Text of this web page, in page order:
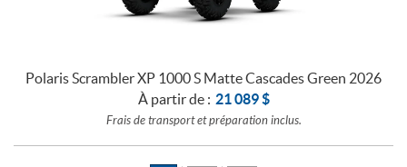
Polaris Scrambler XP 1000 S Matte Cascades Green 2026
À partir de : 21 089$
Frais de transport et préparation inclus.